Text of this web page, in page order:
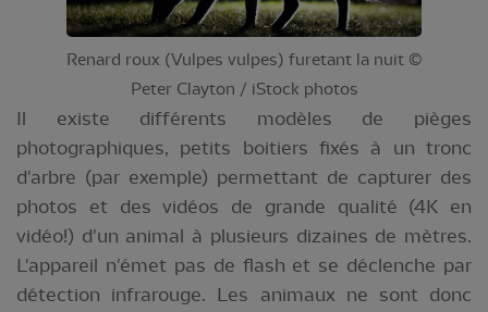
Renard roux (Vulpes vulpes) furetant la nuit ©
Peter Clayton / iStock photos
Il existe différents modèles de pièges
photographiques, petits boitiers fixés à un tronc
d'arbre (par exemple) permettant de capturer des
photos et des vidéos de grande qualité (4K en
vidéo!) d'un animal à plusieurs dizaines de mètres.
L'appareil n'émet pas de flash et se déclenche par
détection infrarouge. Les animaux ne sont donc